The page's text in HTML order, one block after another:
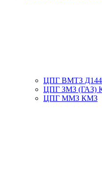
ЦПГ ВМТЗ Д144
ЦПГ ЗМЗ (ГАЗ)
ЦПГ ММЗ КМЗ